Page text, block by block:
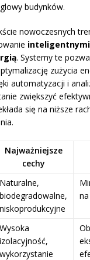
budynków.
nowoczesnych
. Systemy te
zużycia
automatyzacji i
zwiększyć
się na niższe
Najważniejsze
cechy
Naturalne,
biodegradowalne,
niskoprodukcyjne
Wysoka
izolacyjność,
wykorzystanie